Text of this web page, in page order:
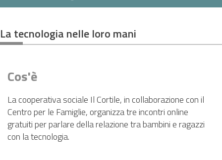
La tecnologia nelle loro mani
Cos'è
La cooperativa sociale Il Cortile, in collaborazione con il
Centro per le Famiglie, organizza tre incontri online
gratuiti per parlare della relazione tra bambini e ragazzi
con la tecnologia.
gare
gare
TRASPARENTE
PNRR
Cos'è
PNRR
Progetti
Allegati
EVENTI
CONTATTI